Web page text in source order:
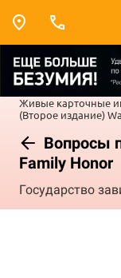
Живые карточные
(Второе издание)
Вопросы
Family Honor
Государство